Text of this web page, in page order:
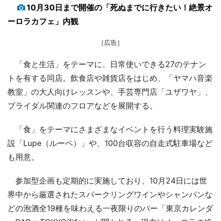
10月30日まで開催の「死ぬまでに行きたい！絶景オ
ーロラカフェ」内観
［広告］
「食と生活」をテーマに、日常使いできる27のテナン
トを有する同店。飲食店や雑貨店をはじめ、「ヤマハ音楽
教室」の大人向けレッスンや、手芸専門店「ユザワヤ」、
ブライダル関連のフロアなどを展開する。
「食」をテーマにさまざまなイベントを行う料理実験施
設「Lupe（ルーペ）」や、100台収容の自走式駐車場など
も用意。
参加型企画も定期的に実施しており、10月24日には世
界中から厳選されたスパークリングワインやシャンパンな
どの泡酒全19種を味わえる一夜限りのバー「東京カレンダ